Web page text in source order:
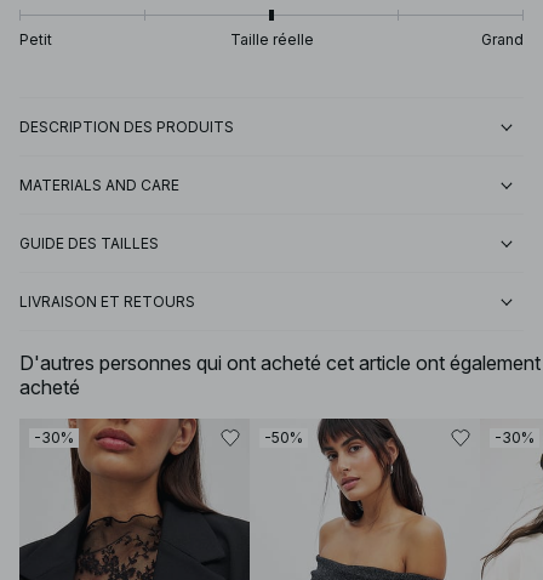
Petit Taille réelle Grand
DESCRIPTION DES PRODUITS
MATERIALS AND CARE
GUIDE DES TAILLES
LIVRAISON ET RETOURS
D'autres personnes qui ont acheté cet article ont également
acheté
-30% -50% -30%